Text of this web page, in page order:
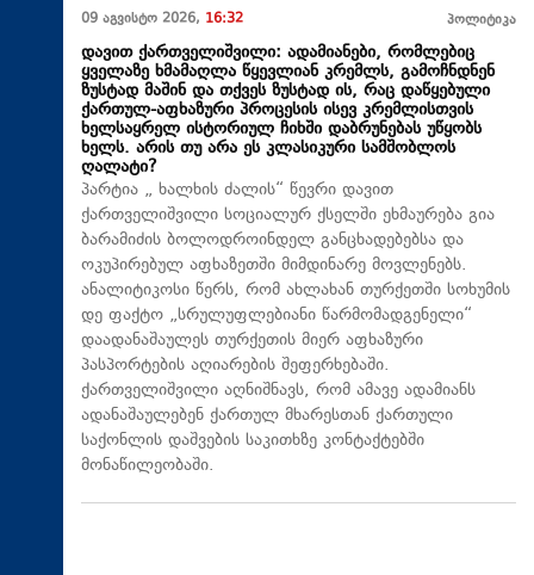
09 აგვისტო 2026, 16:32 პოლიტიკა
დავით ქართველიშვილი: ადამიანები, რომლებიც
ყველაზე ხმამაღლა წყევლიან კრემლს, გამოჩნდნენ
ზუსტად მაშინ და თქვეს ზუსტად ის, რაც დაწყებული
ქართულ-აფხაზური პროცესის ისევ კრემლისთვის
ხელსაყრელ ისტორიულ ჩიხში დაბრუნებას უწყობს
ხელს. არის თუ არა ეს კლასიკური სამშობლოს
ღალატი?
პარტია „ ხალხის ძალის“ წევრი დავით
ქართველიშვილი სოციალურ ქსელში ეხმაურება გია
ბარამიძის ბოლოდროინდელ განცხადებებსა და
ოკუპირებულ აფხაზეთში მიმდინარე მოვლენებს.
ანალიტიკოსი წერს, რომ ახლახან თურქეთში სოხუმის
დე ფაქტო „სრულუფლებიანი წარმომადგენელი“
დაადანაშაულეს თურქეთის მიერ აფხაზური
პასპორტების აღიარების შეფერხებაში.
ქართველიშვილი აღნიშნავს, რომ ამავე ადამიანს
ადანაშაულებენ ქართულ მხარესთან ქართული
საქონლის დაშვების საკითხზე კონტაქტებში
მონაწილეობაში.